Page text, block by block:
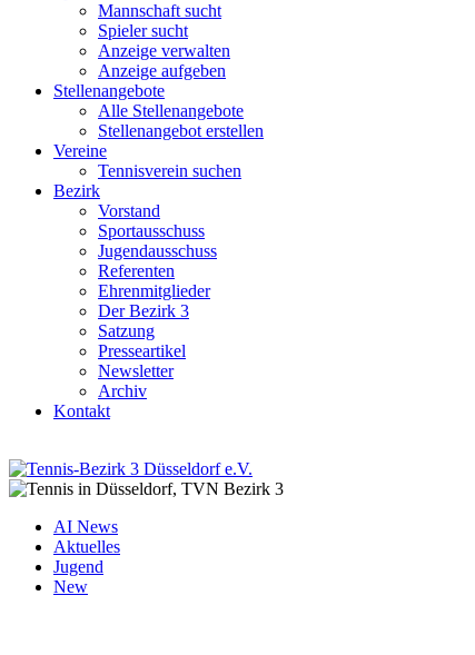
Mannschaft sucht
Spieler sucht
Anzeige verwalten
Anzeige aufgeben
Stellenangebote
Alle Stellenangebote
Stellenangebot erstellen
Vereine
Tennisverein suchen
Bezirk
Vorstand
Sportausschuss
Jugendausschuss
Referenten
Ehrenmitglieder
Der Bezirk 3
Satzung
Presseartikel
Newsletter
Archiv
Kontakt
AI News
Aktuelles
Jugend
New